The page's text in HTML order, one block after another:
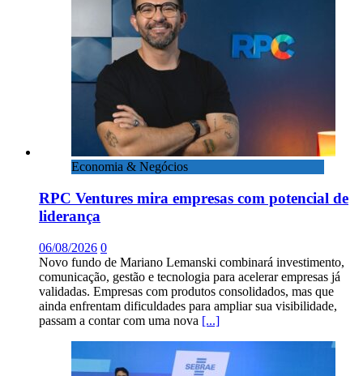
Economia & Negócios
RPC Ventures mira empresas com potencial de
liderança
06/08/2026 0
Novo fundo de Mariano Lemanski combinará investimento,
comunicação, gestão e tecnologia para acelerar empresas já
validadas. Empresas com produtos consolidados, mas que
ainda enfrentam dificuldades para ampliar sua visibilidade,
passam a contar com uma nova [...]